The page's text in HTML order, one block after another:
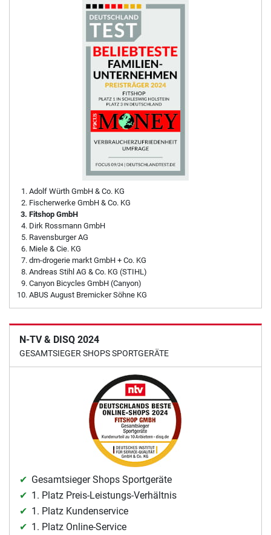
Adolf Würth GmbH & Co. KG
Fischerwerke GmbH & Co. KG
Fitshop GmbH
Dirk Rossmann GmbH
Ravensburger AG
Miele & Cie. KG
dm-drogerie markt GmbH + Co. KG
Andreas Stihl AG & Co. KG (STIHL)
Canyon Bicycles GmbH (Canyon)
ABUS August Bremicker Söhne KG
N-TV & DISQ 2024
GESAMTSIEGER SHOPS SPORTGERÄTE
Gesamtsieger Shops Sportgeräte
1. Platz Preis-Leistungs-Verhältnis
1. Platz Kundenservice
1. Platz Online-Service